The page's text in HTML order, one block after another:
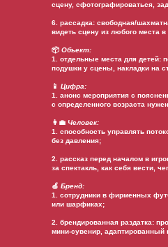
сцену, сфотографироваться,
6. рассадка: свободная/
видеть сцену из любого места в
📦 Объект:
1. отдельные места для детей:
подушки у сцены, накладки на
📱 Цифра:
1. анонс мероприятия с
с определенного возраста
👩‍💼 Человек:
1. способность управлять
без давления;
2. рассказ перед началом в
за спектакль, как себя вести,
🍏 Бренд:
1. сотрудники в фирменных
или шарфиках;
2. брендированная раздатка:
мини-сувенир, адаптированный